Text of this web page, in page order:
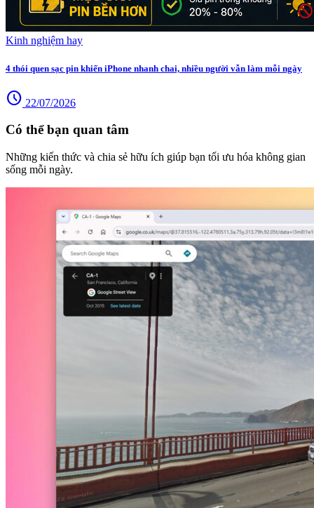
Kinh nghiệm hay
4 thói quen sạc pin khiến iPhone nhanh chai, nhiều người vẫn làm mỗi ngày
schedule 22/07/2026
Có thể bạn quan tâm
Những kiến thức và chia sẻ hữu ích giúp bạn tối ưu hóa không gian
sống mỗi ngày.